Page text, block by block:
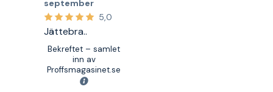
september
5,0
Jättebra..
Bekreftet – samlet
inn av
Proffsmagasinet.se